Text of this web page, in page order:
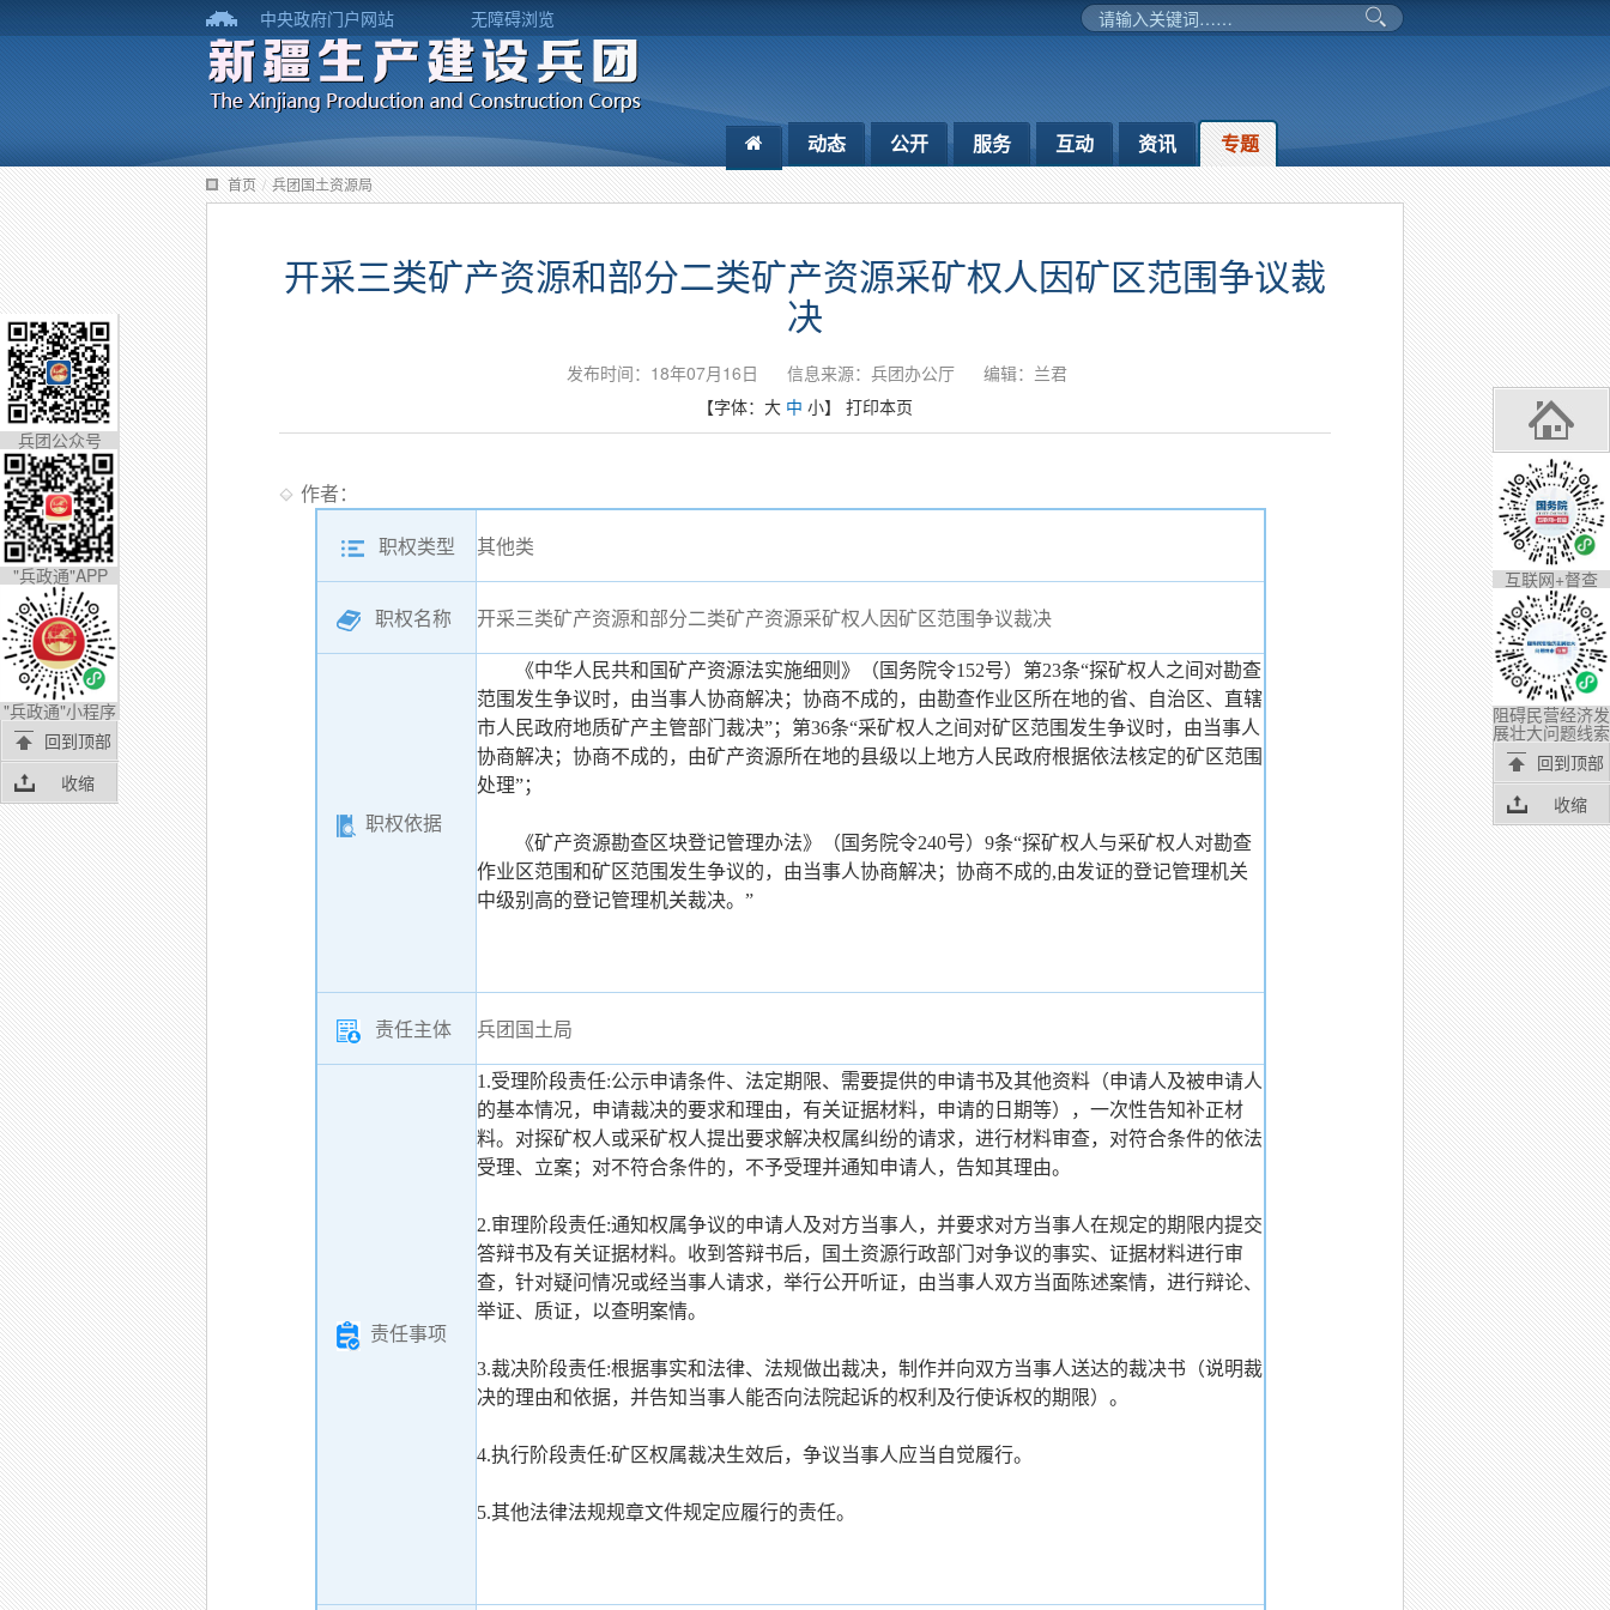
中央政府门户网站 无障碍浏览
动态 公开 服务 互动 资讯 专题
首页 / 兵团国土资源局
开采三类矿产资源和部分二类矿产资源采矿权人因矿区范围争议裁
决
发布时间：18年07月16日 信息来源：兵团办公厅
编辑：兰君
【字体： 大 中 小】 打印本页
作者：
职权类型 其他类
职权名称 开采三类矿产资源和部分二类矿产资源采矿权人因矿区范围争议裁决
职权依据
《中华人民共和国矿产资源法实施细则》（国务院令152号）第23条“探矿权人之间对勘查
范围发生争议时，由当事人协商解决；协商不成的，由勘查作业区所在地的省、自治区、直辖
市人民政府地质矿产主管部门裁决”；第36条“采矿权人之间对矿区范围发生争议时，由当事人
协商解决；协商不成的，由矿产资源所在地的县级以上地方人民政府根据依法核定的矿区范围
处理”；
《矿产资源勘查区块登记管理办法》（国务院令240号）9条“探矿权人与采矿权人对勘查
作业区范围和矿区范围发生争议的，由当事人协商解决；协商不成的,由发证的登记管理机关
中级别高的登记管理机关裁决。”
责任主体 兵团国土局
责任事项
1.受理阶段责任:公示申请条件、法定期限、需要提供的申请书及其他资料（申请人及被申请人
的基本情况，申请裁决的要求和理由，有关证据材料，申请的日期等），一次性告知补正材
料。对探矿权人或采矿权人提出要求解决权属纠纷的请求，进行材料审查，对符合条件的依法
受理、立案；对不符合条件的，不予受理并通知申请人，告知其理由。
2.审理阶段责任:通知权属争议的申请人及对方当事人，并要求对方当事人在规定的期限内提交
答辩书及有关证据材料。收到答辩书后，国土资源行政部门对争议的事实、证据材料进行审
查，针对疑问情况或经当事人请求，举行公开听证，由当事人双方当面陈述案情，进行辩论、
举证、质证，以查明案情。
3.裁决阶段责任:根据事实和法律、法规做出裁决，制作并向双方当事人送达的裁决书（说明裁
决的理由和依据，并告知当事人能否向法院起诉的权利及行使诉权的期限）。
4.执行阶段责任:矿区权属裁决生效后，争议当事人应当自觉履行。
5.其他法律法规规章文件规定应履行的责任。
互联网+督查
阻碍民营经济发
展壮大问题线索
回到顶部
收缩
兵团公众号
"兵政通"APP
"兵政通"小程序
回到顶部
收缩